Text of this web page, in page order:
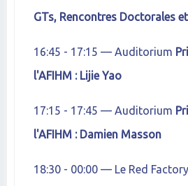
GTs, Rencontres Doctorales
16:45 - 17:15 — Auditorium
l'AFIHM : Lijie Yao
17:15 - 17:45 — Auditorium
l'AFIHM : Damien Masson
18:30 - 00:00 — Le Red Factory